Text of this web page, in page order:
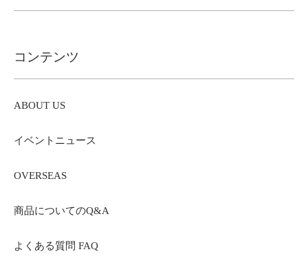
コンテンツ
ABOUT US
イベントニュース
OVERSEAS
商品についてのQ&A
よくある質問 FAQ